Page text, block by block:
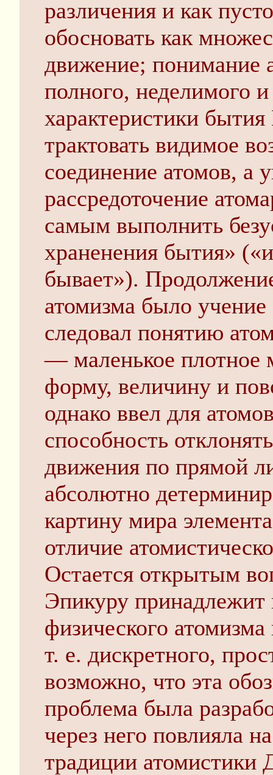
различения и как
обосновать как
движение; понимание
полного, неделимого
характеристики
трактовать видимое
соединение атомов, а
рассредоточение
самым выполнить
храненения бытия»
бывает»).
атомизма было
следовал понятию
— маленькое
форму, величину и
однако ввел для
способность
движения по прямой
абсолютно
картину мира
отличие
Остается открытым
Эпикуру принадлежит
физического
т. е. дискретного,
возможно, что эта
проблема была
через него повлияла
традиции атомистики